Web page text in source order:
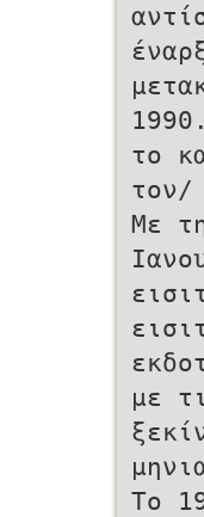
το
τον/
Με
με
Το